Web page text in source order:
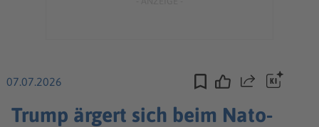
07.07.2026 Teilen
Trump ärgert sich beim Nato-